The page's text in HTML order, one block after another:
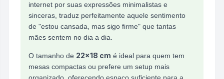
internet por suas expressões minimalistas e
sinceras, traduz perfeitamente aquele sentimento
de "estou cansada, mas sigo firme" que tantas
mães sentem no dia a dia.
O tamanho de 22x18 cm é ideal para quem tem
mesas compactas ou prefere um setup mais